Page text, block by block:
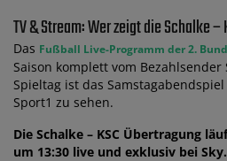
TV & Stream: Wer zeigt die Schalke –
Das Fußball Live-Programm der 2.
Saison komplett vom
Spieltag ist das
Sport1 zu sehen.
Die Schalke – KSC Übertragung
um 13:30 live und exklusiv bei Sky.